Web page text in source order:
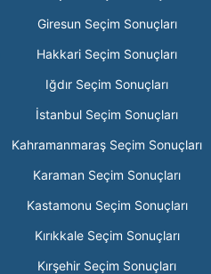
Giresun Seçim Sonuçları
Hakkari Seçim Sonuçları
Iğdır Seçim Sonuçları
İstanbul Seçim Sonuçları
Kahramanmaraş Seçim Sonuçları
Karaman Seçim Sonuçları
Kastamonu Seçim Sonuçları
Kırıkkale Seçim Sonuçları
Kırşehir Seçim Sonuçları